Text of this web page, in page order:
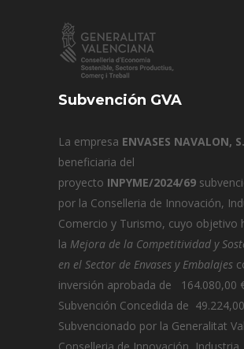
Subvención GVA
La empresa ENVASES NAVALON,
beneficiaria del
proyecto INPYME/2024/69
por la Conselleria de Innovación,
Comercio y Turismo, cuyo objetivo
la Mejora de la Competitividad y
en el Sector de Envases y Embalajes
inversión aprobada de 164.080,00
Subvención Concedida de
Subvencionado por la Generalitat